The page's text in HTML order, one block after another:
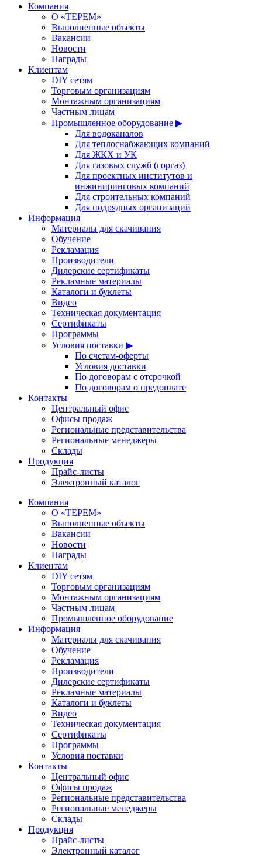
Компания
О «ТЕРЕМ»
Выполненные объекты
Вакансии
Новости
Награды
Клиентам
DIY сетям
Торговым организациям
Монтажным организациям
Частным лицам
Промышленное оборудование ▶
Для водоканалов
Для теплоснабжающих компаний
Для ЖКХ и УК
Для газовых служб (горгаз)
Для проектных институтов и
инжиниринговых компаний
Для строительных компаний
Для подрядных организаций
Информация
Материалы для скачивания
Обучение
Рекламация
Производители
Дилерские сертификаты
Рекламные материалы
Каталоги и буклеты
Видео
Техническая документация
Сертификаты
Программы
Условия поставки ▶
По счетам-оферты
Условия доставки
По договорам с отсрочкой
По договорам о предоплате
Контакты
Центральный офис
Офисы продаж
Региональные представительства
Региональные менеджеры
Склады
Продукция
Прайс-листы
Электронный каталог
Компания
О «ТЕРЕМ»
Выполненные объекты
Вакансии
Новости
Награды
Клиентам
DIY сетям
Торговым организациям
Монтажным организациям
Частным лицам
Промышленное оборудование
Информация
Материалы для скачивания
Обучение
Рекламация
Производители
Дилерские сертификаты
Рекламные материалы
Каталоги и буклеты
Видео
Техническая документация
Сертификаты
Программы
Условия поставки
Контакты
Центральный офис
Офисы продаж
Региональные представительства
Региональные менеджеры
Склады
Продукция
Прайс-листы
Электронный каталог